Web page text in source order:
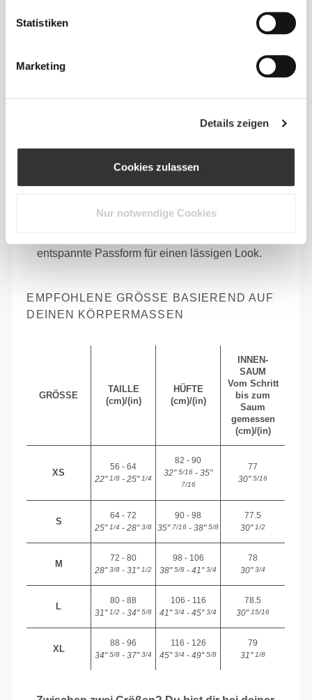
Statistiken
Marketing
Details zeigen
Cookies zulassen
Nur notwendige Cookies
entspannte Passform für einen lässigen Look.
EMPFOHLENE GRÖSSE BASIEREND AUF D
EINEN KÖRPERMASSEN
GRÖSSE
TAILLE
(cm)/(in)
HÜFTE
(cm)/(in)
INNEN-
SAUM
Vom Schritt
bis zum
Saum
gemessen
(cm)/(in)
XS
56 - 64
22"1/8 - 25"1/4
82 - 90
32"5/16 - 35"
7/16
77
30"5/16
S
64 - 72
25"1/4 - 28"3/8
90 - 98
35"7/16 - 38"5/8
77.5
30"1/2
M
72 - 80
28"3/8 - 31"1/2
98 - 106
38"5/8 - 41"3/4
78
30"3/4
L
80 - 88
31"1/2 - 34"5/8
106 - 116
41"3/4 - 45"3/4
78.5
30"15/16
XL
88 - 96
34"5/8 - 37"3/4
116 - 126
45"3/4 - 49"5/8
79
31"1/8